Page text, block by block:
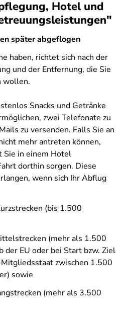
Hotel und
später abgeflogen
haben, richtet sich nach der
und der Entfernung, die Sie
wollen.
Snacks und Getränke
zwei Telefonate zu
zu versenden. Falls Sie an
mehr antreten können,
Sie in einem Hotel
dorthin sorgen. Diese
wenn sich Ihr Abflug
(bis 1.500
(mehr als 1.500
der EU oder bei Start bzw. Ziel
zwischen 1.500
sowie
(mehr als 3.500